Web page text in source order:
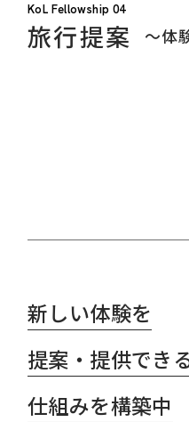
KoL Fellowship 04
旅行提案 〜体
新しい体験を
提案・提供でき
仕組みを構築中